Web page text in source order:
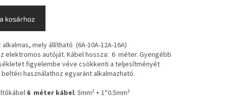
kosárhoz
mely állítható (6A-10A-12A-16A)
elektromos autóját. Kábel hossza: 6 méter. Gyengébb
figyelembe véve csökkenti a teljesítményét
használathoz egyaránt alkalmazható.
6 méter kábel: 5mm² + 1*0.5mm²